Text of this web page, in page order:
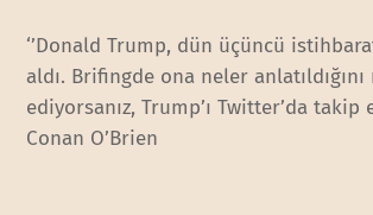
‘’Donald Trump, dün üçüncü
aldı. Brifingde ona neler
ediyorsanız, Trump’ı Twitter’da takip
Conan O’Brien